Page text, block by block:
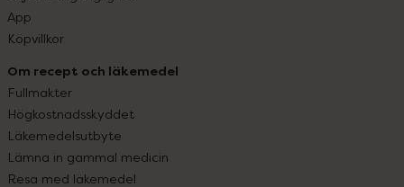
App
Köpvillkor
Om recept och läkemedel
Fullmakter
Högkostnadsskyddet
Läkemedelsutbyte
Lämna in gammal medicin
Resa med läkemedel